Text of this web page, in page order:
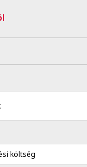
költség